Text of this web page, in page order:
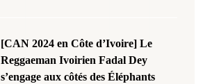
[CAN 2024 en Côte d’Ivoire] Le
Reggaeman Ivoirien Fadal Dey
s’engage aux côtés des Éléphants